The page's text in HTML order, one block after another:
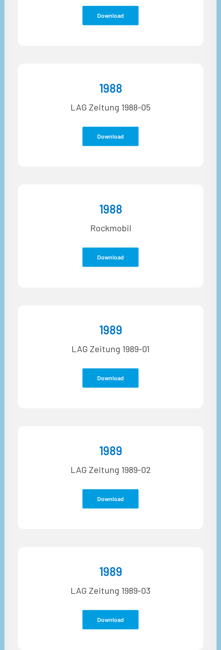
Download
1988
LAG Zeitung 1988-05
Download
1988
Rockmobil
Download
1989
LAG Zeitung 1989-01
Download
1989
LAG Zeitung 1989-02
Download
1989
LAG Zeitung 1989-03
Download